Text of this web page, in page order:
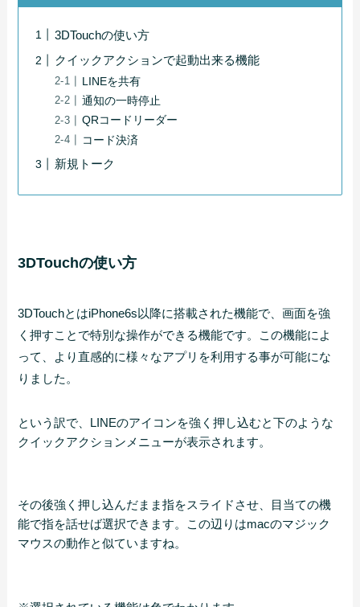
3DTouchの使い方
クイックアクションで起動出来る機能
LINEを共有
通知の一時停止
QRコードリーダー
コード決済
新規トーク
3DTouchの使い方
3DTouchとはiPhone6s以降に搭載された機能で、画面を強
く押すことで特別な操作ができる機能です。この機能によ
って、より直感的に様々なアプリを利用する事が可能にな
りました。
という訳で、LINEのアイコンを強く押し込むと下のような
クイックアクションメニューが表示されます。
その後強く押し込んだまま指をスライドさせ、目当ての機
能で指を話せば選択できます。この辺りはmacのマジック
マウスの動作と似ていますね。